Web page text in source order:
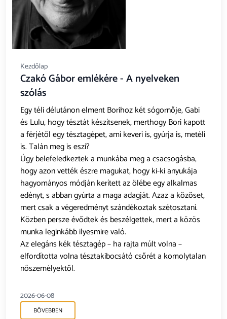
Kezdőlap
Czakó Gábor emlékére - A nyelveken
szólás
Egy téli délutánon elment Borihoz két sógornője, Gabi
és Lulu, hogy tésztát készítsenek, merthogy Bori kapott
a férjétől egy tésztagépet, ami keveri is, gyúrja is, metéli
is. Talán meg is eszi?
Úgy belefeledkeztek a munkába meg a csacsogásba,
hogy azon vették észre magukat, hogy ki-ki anyukája
hagyományos módján kerített az ölébe egy alkalmas
edényt, s abban gyúrta a maga adagját. Azaz a közöset,
mert csak a végeredményt szándékoztak szétosztani.
Közben persze évődtek és beszélgettek, mert a közös
munka leginkább ilyesmire való.
Az elegáns kék tésztagép – ha rajta múlt volna –
elfordította volna tésztakibocsátó csőrét a komolytalan
nőszemélyektől.
2026-06-08
BŐVEBBEN